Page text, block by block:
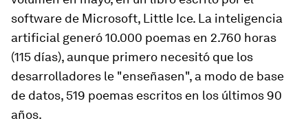
software de Microsoft, Little Ice. La inteligencia
artificial generó 10.000 poemas en 2.760 horas
(115 días), aunque primero necesitó que los
desarrolladores le "enseñasen", a modo de base
de datos, 519 poemas escritos en los últimos 90
años.